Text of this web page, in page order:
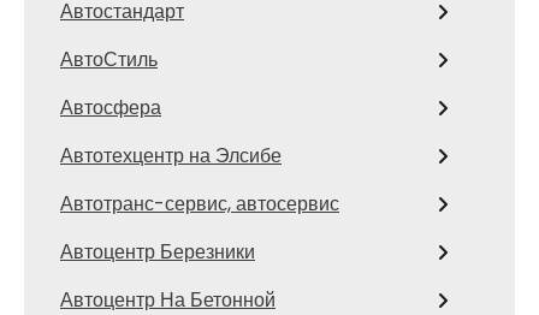
Автостандарт
АвтоСтиль
Автосфера
Автотехцентр на Элсибе
Автотранс-сервис, автосервис
Автоцентр Березники
Автоцентр На Бетонной